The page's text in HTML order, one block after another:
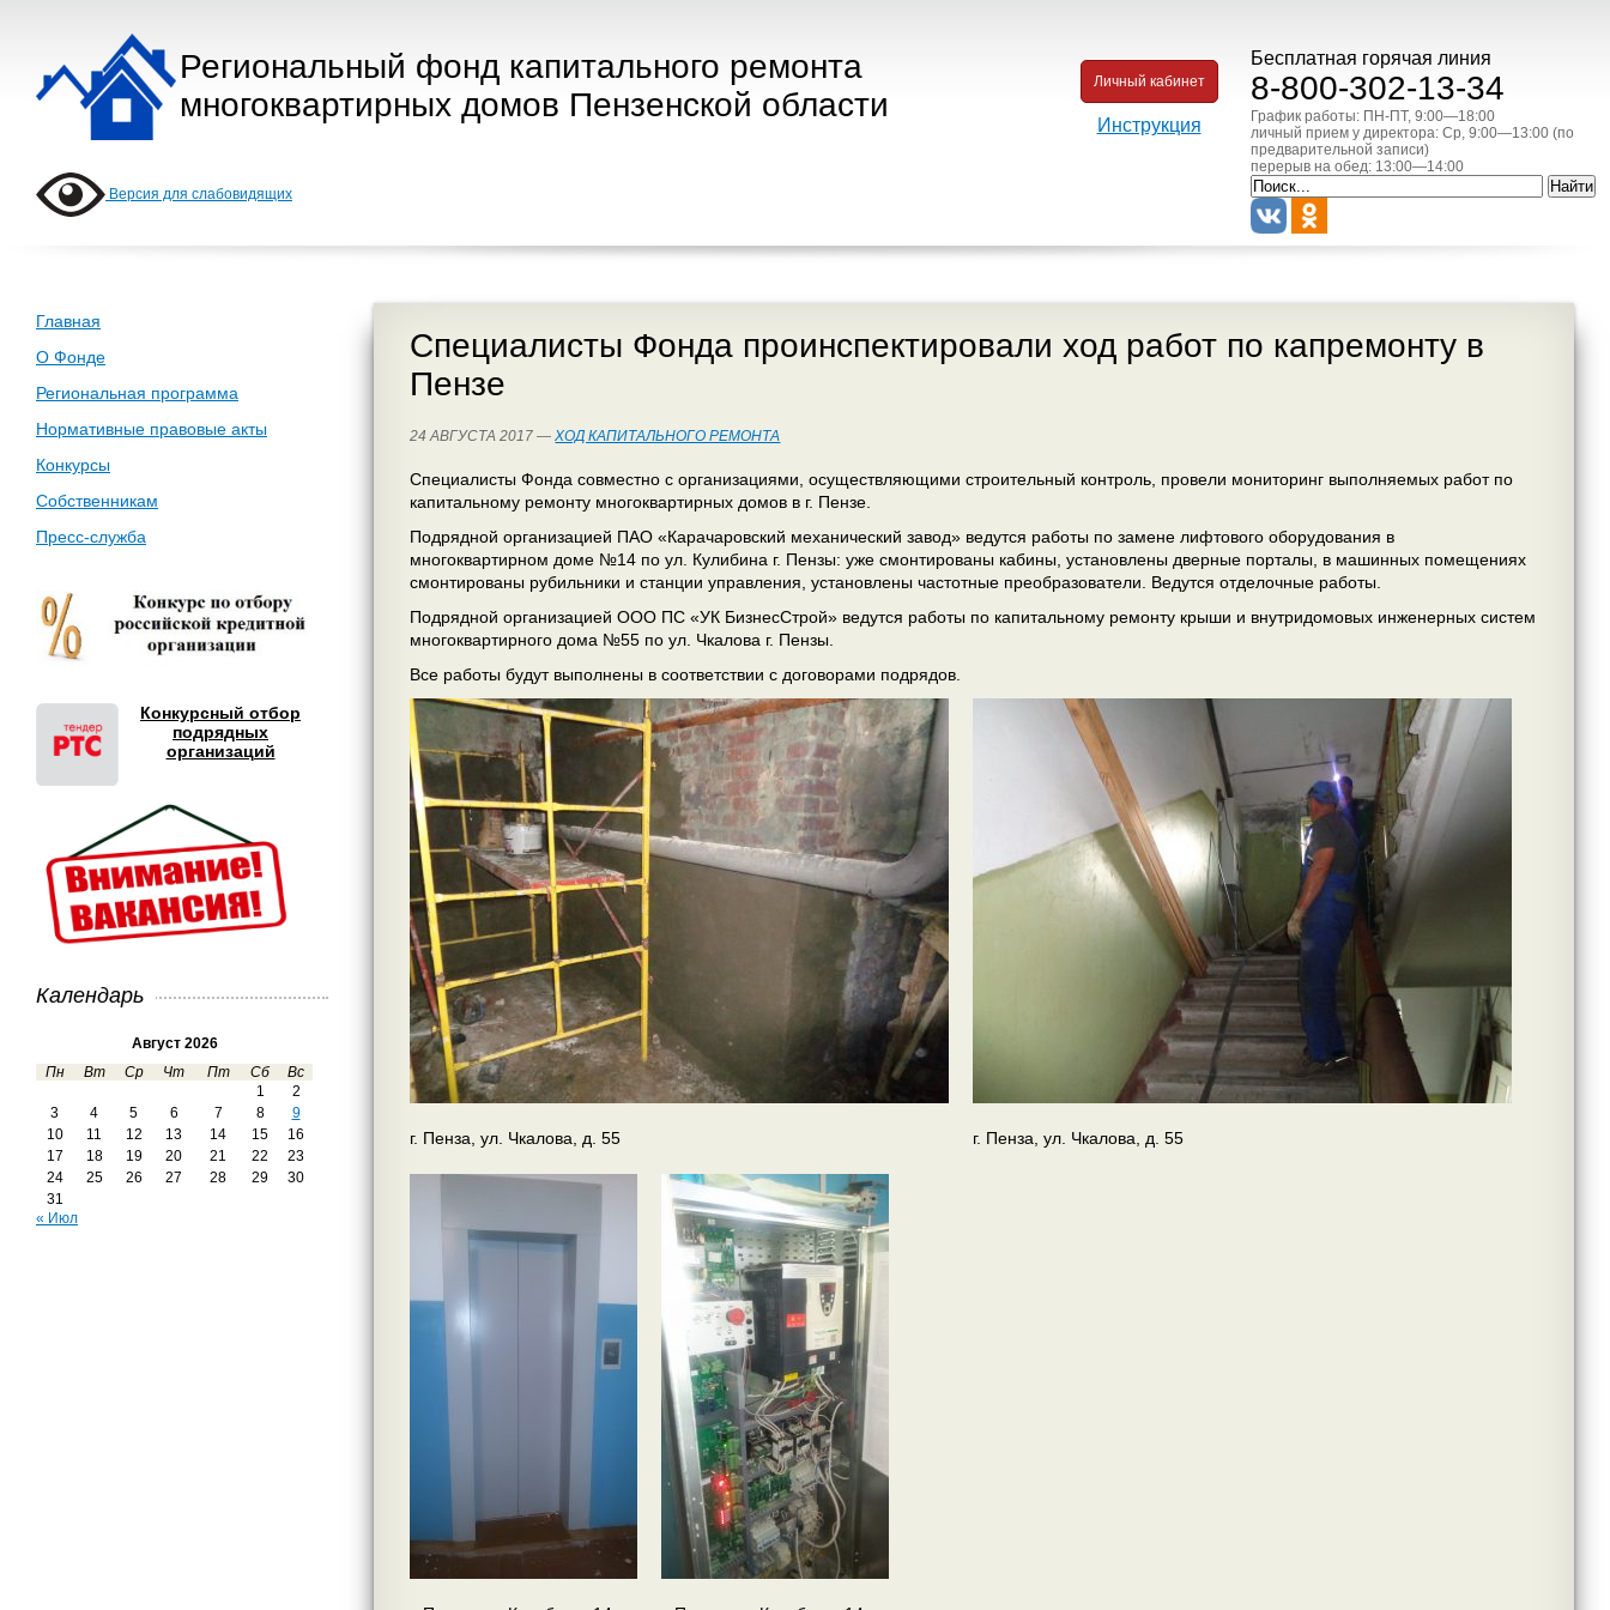
Региональный фонд капитального ремонта
многоквартирных домов Пензенской области
Бесплатная горячая линия
8-800-302-13-34
График работы: ПН-ПТ, 9:00—18:00
личный прием у директора: Ср, 9:00—13:00 (по
предварительной записи)
перерыв на обед: 13:00—14:00
Личный кабинет
Инструкция
Версия для слабовидящих
Главная
О Фонде
Региональная программа
Нормативные правовые акты
Конкурсы
Собственникам
Пресс-служба
Конкурсный отбор
подрядных
организаций
Календарь
Август 2026
Пн
Вт Ср Чт Пт Сб
Вс
1
2
3
4 5 6 7 8
9
10
11 12 13 14 15
16
17
18 19 20 21 22
23
24
25 26 27 28 29
30
31
« Июл
Специалисты Фонда проинспектировали ход работ по капремонту в
Пензе
24 АВГУСТА 2017 —ХОД КАПИТАЛЬНОГО РЕМОНТА
Специалисты Фонда совместно с организациями, осуществляющими строительный контроль, провели мониторинг выполняемых работ по
капитальному ремонту многоквартирных домов в г. Пензе.
Подрядной организацией ПАО «Карачаровский механический завод» ведутся работы по замене лифтового оборудования в
многоквартирном доме №14 по ул. Кулибина г. Пензы: уже смонтированы кабины, установлены дверные порталы, в машинных помещениях
смонтированы рубильники и станции управления, установлены частотные преобразователи. Ведутся отделочные работы.
Подрядной организацией ООО ПС «УК БизнесСтрой» ведутся работы по капитальному ремонту крыши и внутридомовых инженерных систем
многоквартирного дома №55 по ул. Чкалова г. Пензы.
Все работы будут выполнены в соответствии с договорами подрядов.
г. Пенза, ул. Чкалова, д. 55 г. Пенза, ул. Чкалова, д. 55